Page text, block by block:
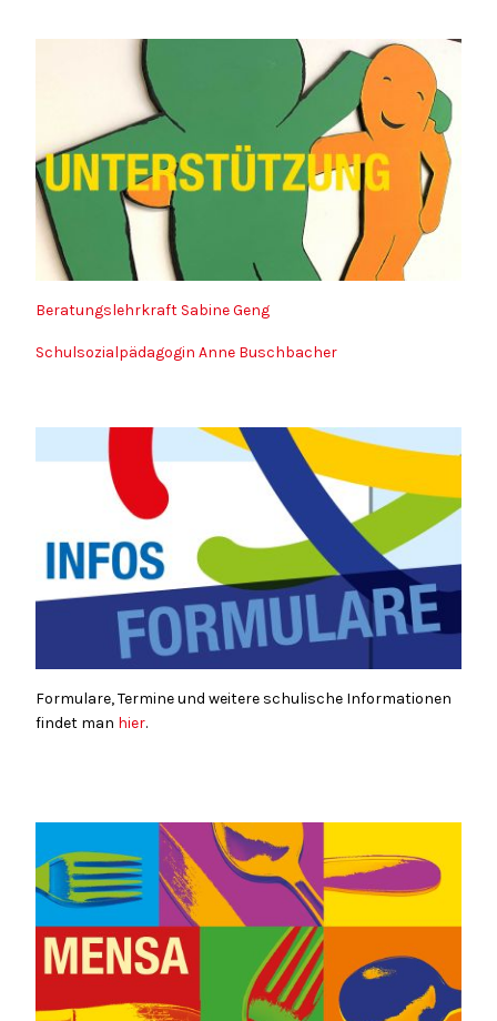
Beratungslehrkraft Sabine Geng
Schulsozialpädagogin Anne Buschbacher
Formulare, Termine und weitere schulische Informationen
findet man hier.